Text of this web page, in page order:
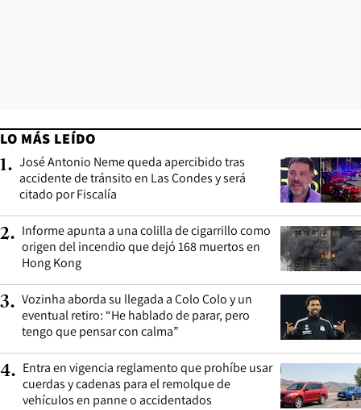
LO MÁS LEÍDO
1. José Antonio Neme queda apercibido tras
accidente de tránsito en Las Condes y será
citado por Fiscalía
2. Informe apunta a una colilla de cigarrillo como
origen del incendio que dejó 168 muertos en
Hong Kong
3. Vozinha aborda su llegada a Colo Colo y un
eventual retiro: “He hablado de parar, pero
tengo que pensar con calma”
4. Entra en vigencia reglamento que prohíbe usar
cuerdas y cadenas para el remolque de
vehículos en panne o accidentados